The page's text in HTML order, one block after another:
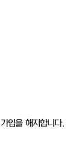
입을 해지합니다.